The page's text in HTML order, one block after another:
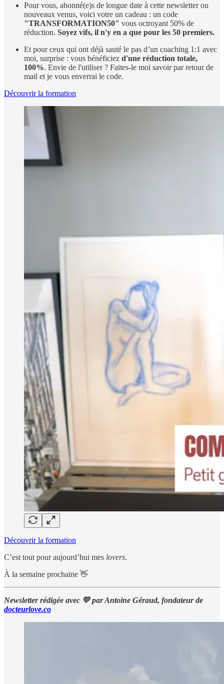
Pour vous, abonné(e)s de longue date à cette newsletter ou
nouveaux venus, voici votre un cadeau : un code
"TRANSFORMATION50" vous octroyant 50% de
réduction. Soyez vifs, il n'y en a que pour les 50 premiers.
Et pour ceux qui ont déjà sauté le pas d’un coaching 1:1 avec
moi, surprise : vous bénéficiez d'une réduction totale,
100%. Envie de l'utiliser ? Faites-le moi savoir par retour de
mail et je vous enverrai le code.
Découvrir la formation
Découvrir la formation
C’est tout pour aujourd’hui mes lovers.
À la semaine prochaine 👋
Newsletter rédigée avec 💛 par Antoine Géraud, fondateur de
docteurlove.co